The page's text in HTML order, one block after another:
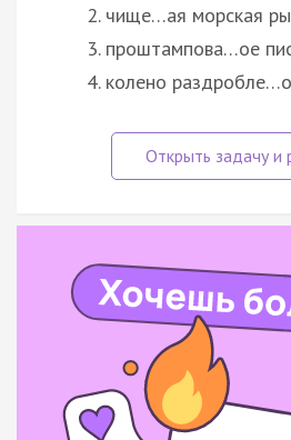
чище…ая морская
проштампова…ое
колено раздробле…о